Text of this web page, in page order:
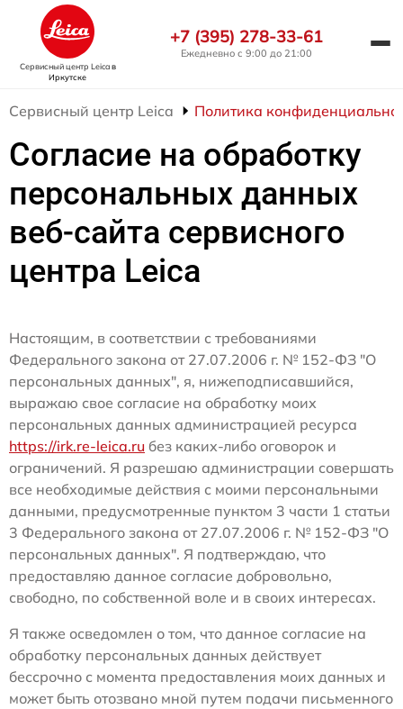
Сервисный центр Leicaв
Иркутске
+7 (395) 278-33-61
Ежедневно с 9:00 до 21:00
Сервисный центр Leica Политика
Согласие на обработку
персональных данных
веб-сайта сервисного
центра Leica
Настоящим, в соответствии с требованиями
Федерального закона от 27.07.2006 г. № 152-ФЗ "О
персональных данных", я, нижеподписавшийся,
выражаю свое согласие на обработку моих
персональных данных администрацией ресурса
https://irk.re-leica.ru без каких-либо оговорок и
ограничений. Я разрешаю администрации совершать
все необходимые действия с моими персональными
данными, предусмотренные пунктом 3 части 1 статьи
3 Федерального закона от 27.07.2006 г. № 152-ФЗ "О
персональных данных". Я подтверждаю, что
предоставляю данное согласие добровольно,
свободно, по собственной воле и в своих интересах.
Я также осведомлен о том, что данное согласие на
обработку персональных данных действует
бессрочно с момента предоставления моих данных и
может быть отозвано мной путем подачи письменного